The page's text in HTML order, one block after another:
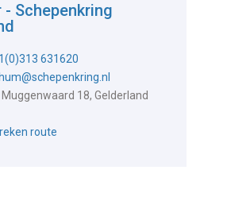
- Schepenkring
631620
Muggenwaard 18, Gelderland
route